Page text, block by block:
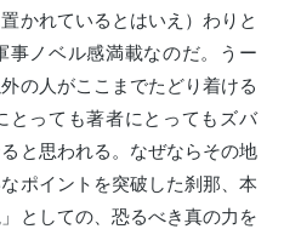
かれているとはいえ）わりと
事ノベル感満載なのだ。うー
の人がここまでたどり着ける
とっても著者にとってもズバ
と思われる。なぜならその地
ポイントを突破した刹那、本
としての、恐るべき真の力を